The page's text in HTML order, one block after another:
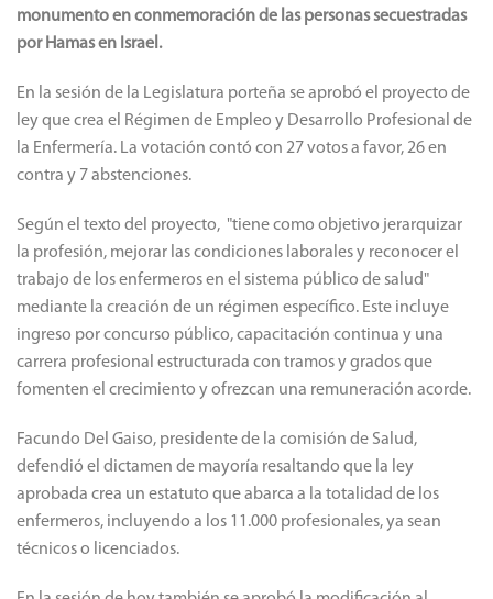
monumento en conmemoración de las personas secuestradas
por Hamas en Israel.
En la sesión de la Legislatura porteña se aprobó el proyecto de
ley que crea el Régimen de Empleo y Desarrollo Profesional de
la Enfermería. La votación contó con 27 votos a favor, 26 en
contra y 7 abstenciones.
Según el texto del proyecto, "tiene como objetivo jerarquizar
la profesión, mejorar las condiciones laborales y reconocer el
trabajo de los enfermeros en el sistema público de salud"
mediante la creación de un régimen específico. Este incluye
ingreso por concurso público, capacitación continua y una
carrera profesional estructurada con tramos y grados que
fomenten el crecimiento y ofrezcan una remuneración acorde.
Facundo Del Gaiso, presidente de la comisión de Salud,
defendió el dictamen de mayoría resaltando que la ley
aprobada crea un estatuto que abarca a la totalidad de los
enfermeros, incluyendo a los 11.000 profesionales, ya sean
técnicos o licenciados.